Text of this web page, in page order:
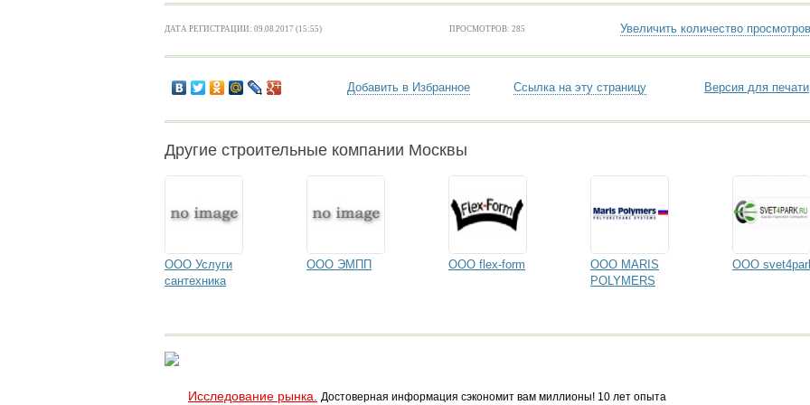
ДАТА РЕГИСТРАЦИИ: 09.08.2017 (15:55) ПРОСМОТРОВ: 285 Увеличить количество просмотров
Добавить в Избранное Ссылка на эту страницу Версия для печати
Другие строительные компании Москвы
ООО Услуги
сантехника
ООО ЭМПП ООО flex-form
ООО MARIS
POLYMERS
ООО
Исследование рынка. Достоверная информация сэкономит вам миллионы! 10 лет опыта